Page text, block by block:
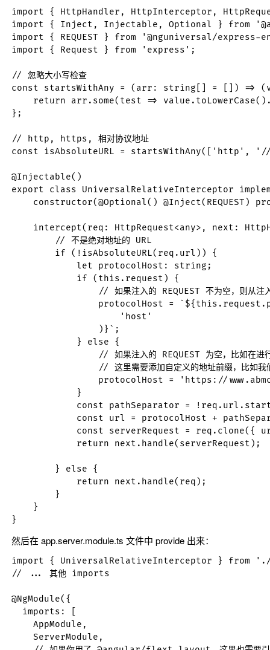
import { HttpHandler, HttpInterceptor,
import { Inject, Injectable, Optional } from
import { REQUEST } from '@nguniversal/express-
import { Request } from 'express';
// 忽略大小写检查
const startsWithAny = (arr: string[] = []) =>
return arr.some(test =>
};
// http, https, 相对协议地址
const isAbsoluteURL = startsWithAny(['http',
@Injectable()
export class UniversalRelativeInterceptor
constructor(@Optional() @Inject(REQUEST)
intercept(req: HttpRequest<any>, next:
        // 不是绝对地址的 URL
        if (!isAbsoluteURL(req.url)) {
            let protocolHost: string;
            if (this.request) {
// 如果注入的 REQUEST 不为空，则从注
protocolHost =
                    'host'
                )}`;
            } else {
// 如果注入的 REQUEST 为空，比如在
// 这里需要添加自定义的地址前缀，比如
protocolHost = 'https://
            }
const pathSeparator =
const url = protocolHost +
const serverRequest = req.clone({
            return next.handle(serverRequest);
        } else {
            return next.handle(req);
        }
    }
然后在 app.server.module.ts 文件中 provide 出来：
import { UniversalRelativeInterceptor } from
// ... 其他 imports
@NgModule({
  imports: [
    AppModule,
    ServerModule,